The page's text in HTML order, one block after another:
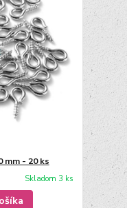
mm - 20 ks
Skladom 3 ks